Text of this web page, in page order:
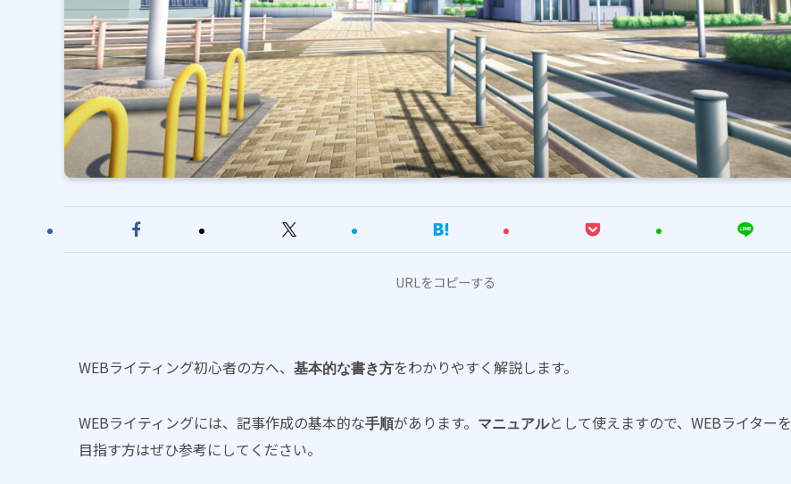
URLをコピーする
WEBライティング初心者の方へ、 基本的な書き方をわかりやすく解説します。
WEBライティングには、記事作成の基本的な手順があります。 マニュアルとして使えますので、WEBライターを
目指す方はぜひ参考にしてください。